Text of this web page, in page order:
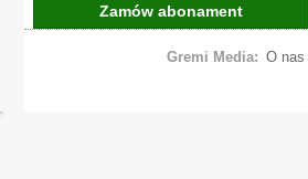
Zamów abonament
Gremi Media: O nas